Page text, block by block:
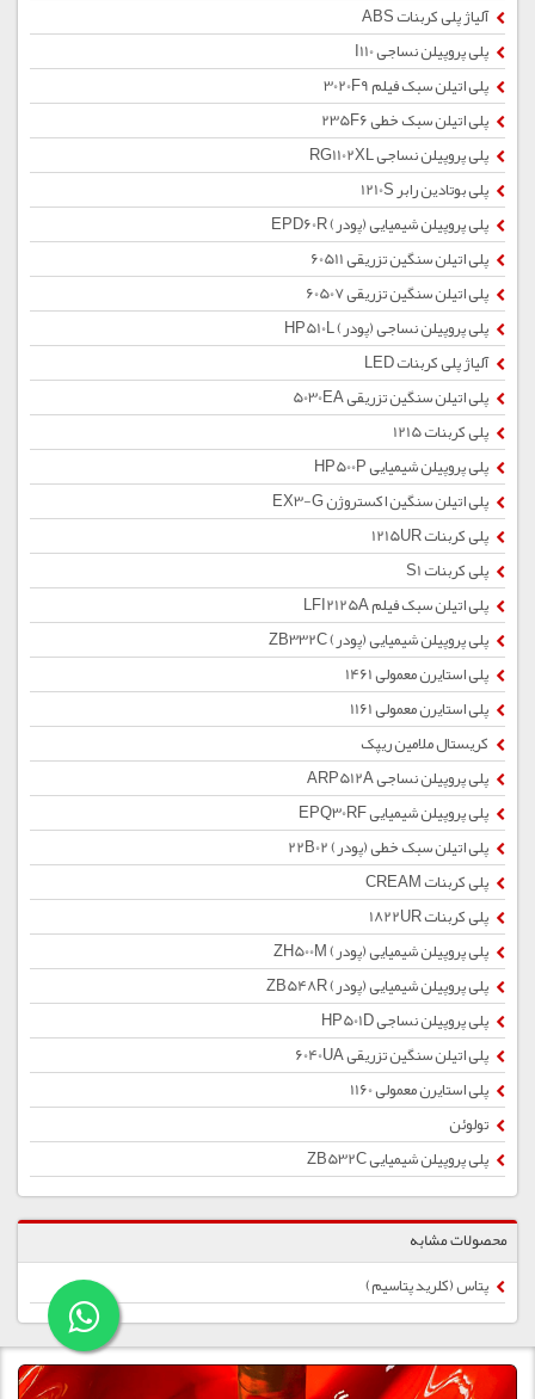
آلیاژ پلی کربنات ABS
پلی پروپیلن نساجی I110
پلی اتیلن سبک فیلم 3020F9
پلی اتیلن سبک خطی 235F6
پلی پروپیلن نساجی RG1102XL
پلی بوتادین رابر 1210S
پلی پروپیلن شیمیایی (پودر) EPD60R
پلی اتیلن سنگین تزریقی 60511
پلی اتیلن سنگین تزریقی 60507
پلی پروپیلن نساجی (پودر) HP510L
آلیاژ پلی کربنات LED
پلی اتیلن سنگین تزریقی 5030EA
پلی کربنات 1215
پلی پروپیلن شیمیایی HP500P
پلی اتیلن سنگین اکستروژن EX3-G
پلی کربنات 1215UR
پلی کربنات S1
پلی اتیلن سبک فیلم LFI2125A
پلی پروپیلن شیمیایی (پودر) ZB332C
پلی استایرن معمولی 1461
پلی استایرن معمولی 1161
کریستال ملامین ریپک
پلی پروپیلن نساجی ARP512A
پلی پروپیلن شیمیایی EPQ30RF
پلی اتیلن سبک خطی (پودر) 22B02
پلی کربنات CREAM
پلی کربنات 1822UR
پلی پروپیلن شیمیایی (پودر) ZH500M
پلی پروپیلن شیمیایی (پودر) ZB548R
پلی پروپیلن نساجی HP501D
پلی اتیلن سنگین تزریقی 6040UA
پلی استایرن معمولی 1160
تولوئن
پلی پروپیلن شیمیایی ZB532C
محصولات مشابه
پتاس (کلرید پتاسیم)